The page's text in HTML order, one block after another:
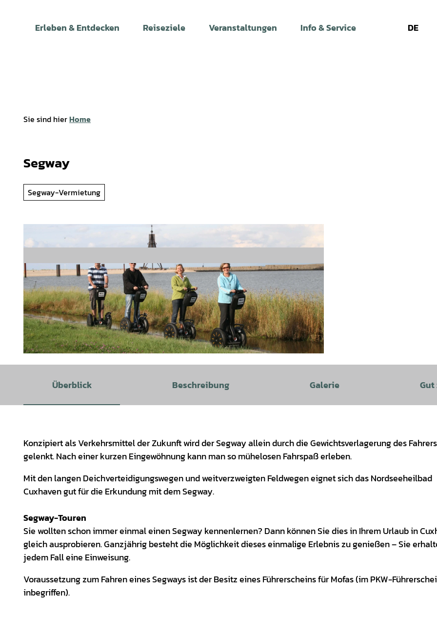
Erleben & Entdecken Reiseziele Veranstaltungen Info & Service DE
Sie sind hierHome
Segway
Segway-Vermietung
Überblick Beschreibung Galerie Gut
Konzipiert als Verkehrsmittel der Zukunft wird der Segway allein durch die Gewichtsverlagerung des Fahrers
gelenkt. Nach einer kurzen Eingewöhnung kann man so mühelosen Fahrspaß erleben.
Mit den langen Deichverteidigungswegen und weitverzweigten Feldwegen eignet sich das Nordseeheilbad
Cuxhaven gut für die Erkundung mit dem Segway.
Segway-Touren
Sie wollten schon immer einmal einen Segway kennenlernen? Dann können Sie dies in Ihrem Urlaub in
gleich ausprobieren. Ganzjährig besteht die Möglichkeit dieses einmalige Erlebnis zu genießen – Sie
jedem Fall eine Einweisung.
Voraussetzung zum Fahren eines Segways ist der Besitz eines Führerscheins für Mofas (im PKW-
inbegriffen).